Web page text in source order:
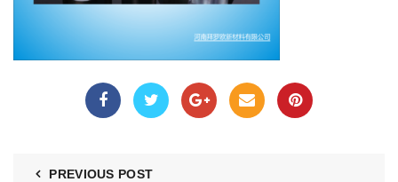
PREVIOUS POST